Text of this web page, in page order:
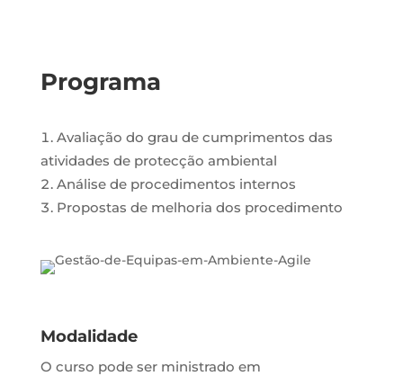
Programa
Avaliação do grau de cumprimentos das
atividades de protecção ambiental
Análise de procedimentos internos
Propostas de melhoria dos procedimento
Modalidade
O curso pode ser ministrado em